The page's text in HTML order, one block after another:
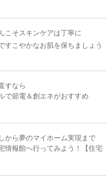
こそスキンケアは丁寧に
すこやかなお肌を保ちましょう
すなら
で節電＆創エネがおすすめ
から夢のマイホーム実現まで
情報館へ行ってみよう！【住宅